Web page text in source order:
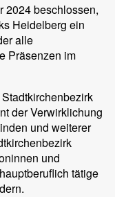
2024 beschlossen,
Heidelberg ein
alle
Präsenzen im
der Verwirklichung
und weiterer
und
tätige